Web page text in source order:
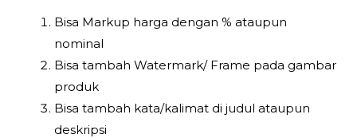
Bisa Markup harga dengan % ataupun
nominal
Bisa tambah Watermark/ Frame pada gambar
produk
Bisa tambah kata/kalimat di judul ataupun
deskripsi